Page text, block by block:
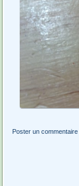
Poster un commentaire